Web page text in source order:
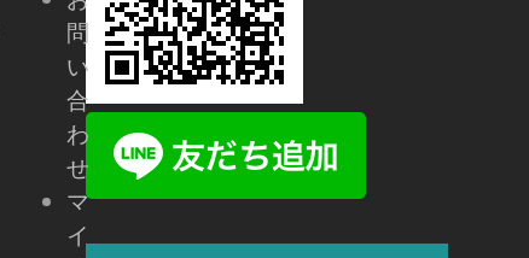
問
い
合
わ
せ
マ
イ